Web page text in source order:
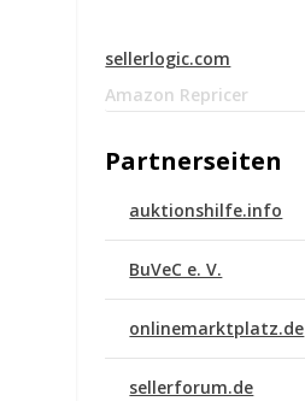
sellerlogic.com
Amazon Repricer
Partnerseiten
auktionshilfe.info
BuVeC e. V.
onlinemarktplatz.de
sellerforum.de